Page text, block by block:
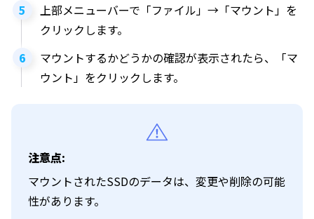
上部メニューバーで「ファイル」→「マウント」を
クリックします。
マウントするかどうかの確認が表示されたら、「マ
ウント」をクリックします。
注意点:
マウントされたSSDのデータは、変更や削除の可能
性があります。